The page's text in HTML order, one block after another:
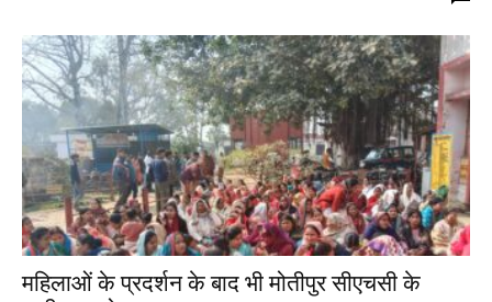
महिलाओं के प्रदर्शन के बाद भी मोतीपुर सीएचसी के